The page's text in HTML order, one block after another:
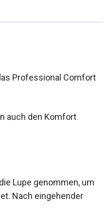
Professional Comfort
auch den Komfort
Lupe genommen, um
Nach eingehender